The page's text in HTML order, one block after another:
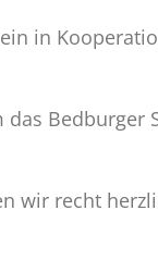
in
Bedburger
wir recht